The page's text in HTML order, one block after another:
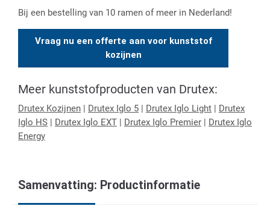
Bij een bestelling van 10 ramen of meer in Nederland!
Vraag nu een offerte aan voor kunststof
kozijnen
Meer kunststofproducten van Drutex:
Drutex Kozijnen Drutex Iglo 5 Drutex Iglo Light
Drutex
Iglo HS
Drutex Iglo EXT Drutex Iglo Premier
Drutex Iglo
Energy
Samenvatting: Productinformatie